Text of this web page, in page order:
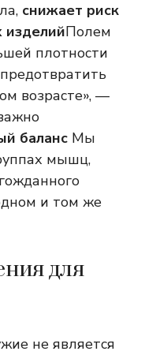
снижает риск
изделийПолем
плотности
возрасте», —
баланс Мы
мышц,
и том же
для
не является